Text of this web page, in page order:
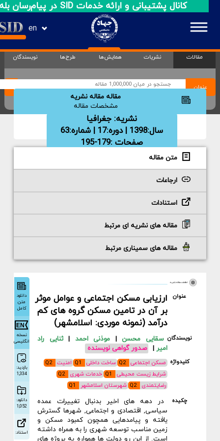
کانال پشتیبانی و ارائه خدمات SID در پیام‌رسان بله
مقالات نشریات همایش‌ها طرح‌ها نویسندگان
عنوان
مقاله مقاله نشریه
مشخصات مقاله
نشریه:جغرافیا
سال:1398 | دوره:17 | شماره:63
صفحات :179-195
متن مقاله
ارجاعات
استنادات
مقاله های نشریه ای مرتبط
مقاله های سمیناری مرتبط
متن
انگلیسی
بازدید:
دانلود:
استناد:
اطلاعات مقاله نشریه
عنوان
ارزیابی مسکن اجتماعی و عوامل موثر
بر آن در تامین مسکن گروه های کم
درآمد (نمونه موردی: اسلامشهر)
نویسندگان سقایی محسن|موذنی احمد|ثنایی راد
امیر| صدور گواهی نویسنده
کلیدواژه مسکن اجتماعی Q2 ساخت داخلی Q1 امنیت Q2
شرایط زیست محیطی Q1 خدمات شهری Q2
رضایتمندی Q2 شهرستان اسلامشهر Q1
چکیده در دهه های اخیر بدنبال تغییرات عمده
سیاسی, اقتصادی و اجتماعی, شهرها گسترش
یافته و پیامدهایی همچون کمبود مسکن و
زمین مناسب توسعه شهری را به همراه داشته
است. از این رو دولت ها همواره به پروژه های